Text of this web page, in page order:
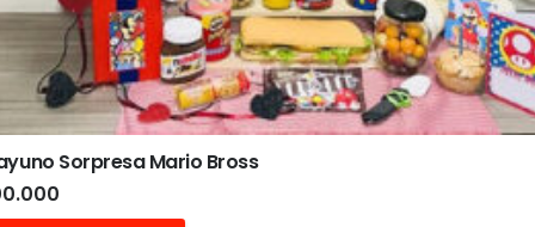
Sorpresa Mario Bross